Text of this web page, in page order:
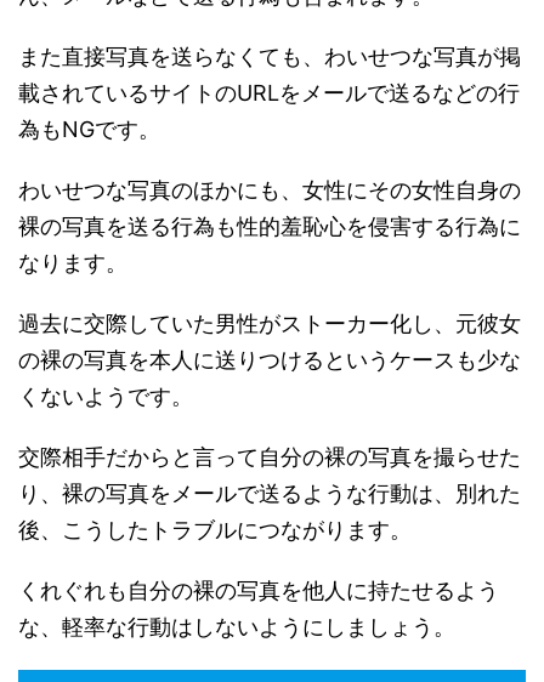
また直接写真を送らなくても、わいせつな写真が掲
載されているサイトのURLをメールで送るなどの行
為もNGです。
わいせつな写真のほかにも、女性にその女性自身の
裸の写真を送る行為も性的羞恥心を侵害する行為に
なります。
過去に交際していた男性がストーカー化し、元彼女
の裸の写真を本人に送りつけるというケースも少な
くないようです。
交際相手だからと言って自分の裸の写真を撮らせた
り、裸の写真をメールで送るような行動は、別れた
後、こうしたトラブルにつながります。
くれぐれも自分の裸の写真を他人に持たせるよう
な、軽率な行動はしないようにしましょう。